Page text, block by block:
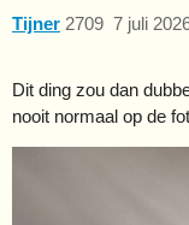
Tijner 7 juli
2709
Dit ding zou dan
nooit normaal op de